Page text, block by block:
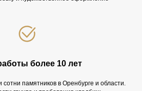
более 10 лет
сотни памятников в Оренбурге и области.